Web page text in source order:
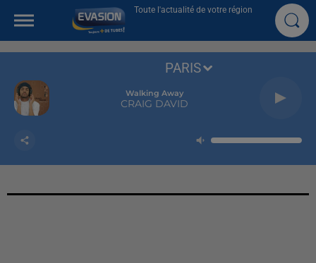
Toute l'actualité de votre région
Walking Away
CRAIG DAVID
PARIS